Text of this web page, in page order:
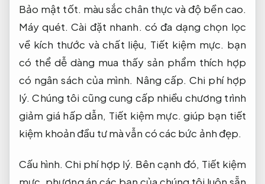
Bảo mật tốt. màu sắc chân thực và độ bền cao.
Máy quét. Cài đặt nhanh. có đa dạng chọn lọc
về kích thước và chất liệu, Tiết kiệm mực. bạn
có thể dễ dàng mua thấy sản phẩm thích hợp
có ngân sách của mình. Nâng cấp. Chi phí hợp
lý. Chúng tôi cũng cung cấp nhiều chương trình
giảm giá hấp dẫn, Tiết kiệm mực. giúp bạn tiết
kiệm khoản đầu tư mà vẫn có các bức ảnh đẹp.
Cấu hình. Chi phí hợp lý. Bên cạnh đó, Tiết kiệm